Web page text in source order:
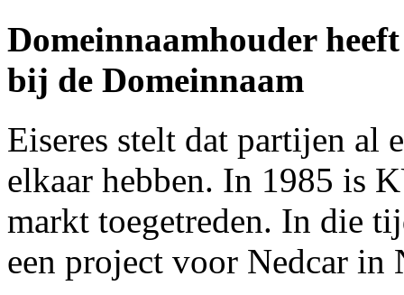
Domeinnaamhouder
bij de Domeinnaam
Eiseres stelt dat partijen al
elkaar hebben. In 1985 is
markt toegetreden. In die
een project voor Nedcar in